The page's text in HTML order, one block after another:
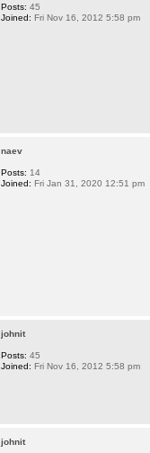
Posts: 45
Joined: Fri Nov 16, 2012 5:58 pm
naev
Posts: 14
Joined: Fri Jan 31, 2020 12:51 pm
johnit
Posts: 45
Joined: Fri Nov 16, 2012 5:58 pm
johnit